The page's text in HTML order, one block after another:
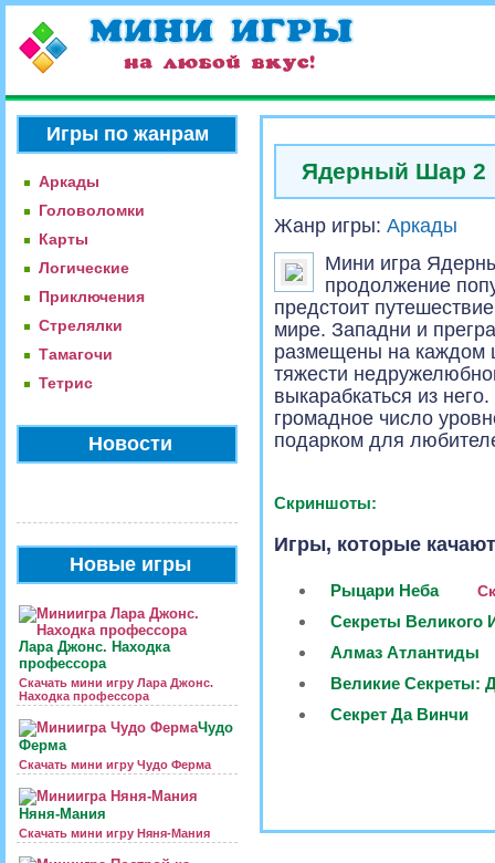
Игры по жанрам
Аркады
Головоломки
Карты
Логические
Приключения
Стрелялки
Тамагочи
Тетрис
Новости
Новые игры
Лара Джонс. Находка
профессора
Скачать мини игру Лара Джонс.
Находка профессора
Чудо
Ферма
Скачать мини игру Чудо Ферма
Няня-Мания
Скачать мини игру Няня-Мания
Ядерный Шар 2
Жанр игры: Аркады
Мини игра
продолжение
предстоит
мире. Западни и
размещены на каждом
тяжести
выкарабкаться из
громадное число
подарком для
Скриншоты:
Игры, которые
Рыцари Неба
Секреты Великого
Алмаз Атлантиды
Великие Секреты:
Секрет Да Винчи